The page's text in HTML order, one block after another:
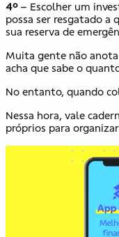
4º – Escolher um
possa ser resgatado a
sua reserva de
Muita gente não anota
acha que sabe o
No entanto, quando
Nessa hora, vale
próprios para